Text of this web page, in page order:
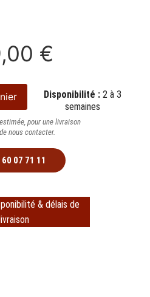
€
Disponibilité : 2 à 3
semaines
pour une livraison
nous contacter.
60 07 71 11
& délais de
livraison